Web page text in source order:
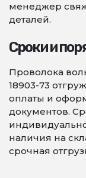
менеджер
деталей.
Сроки и
Проволока
18903-73
оплаты и
документов.
наличия на
срочная